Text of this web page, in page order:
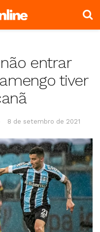
entrar
tiver
8 de setembro de 2021